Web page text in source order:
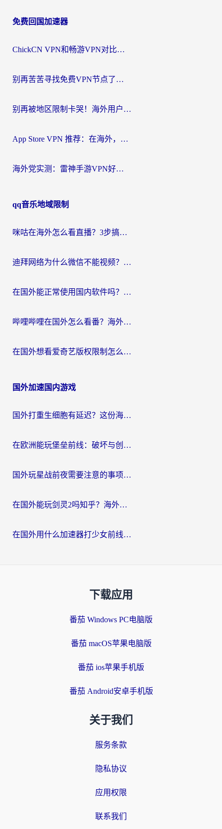
导
免费回国加速器
ChickCN VPN和畅游VPN对比哪个回国效果更好？海外党必看的回国加速器选择指南
别再苦苦寻找免费VPN节点了，这才是海外访问国内资源的正确姿势
别再被地区限制卡哭！海外用户vpn中国下载全攻略，无缝刷剧办公社交
App Store VPN 推荐：在海外，如何找回那扇回家的“任意门”？
海外党实测：雷神手游VPN好用吗？和闪电VPN对比哪个回国效果更好？附小众工具深度测评
qq音乐地域限制
咪咕在海外怎么看直播？3步搞定地域限制，还能畅看腾讯视频与国内热剧
迪拜网络为什么微信不能视频？海外党必看的回国加速全攻略
在国外能正常使用国内软件吗？海外党亲测有效的无缝访问指南
哔哩哔哩在国外怎么看番？海外党追剧看片的终极解决方案
在国外想看爱奇艺版权限制怎么办？海外华人必看的追剧自由指南
国外加速国内游戏
国外打重生细胞有延迟？这份海外畅玩国服游戏加速器终极指南请收好
在欧洲能玩堡垒前线：破坏与创造吗？海外党国服游戏不卡顿的秘密
国外玩星战前夜需要注意的事项：一份来自老玩家的网络生存指南
在国外能玩剑灵2吗知乎？海外党亲测有效的国服游戏加速指南
在国外用什么加速器打少女前线：云图计划不卡？一个老玩家的掏心分享
下载应用
番茄 Windows PC电脑版
番茄 macOS苹果电脑版
番茄 ios苹果手机版
番茄 Android安卓手机版
关于我们
服务条款
隐私协议
应用权限
联系我们